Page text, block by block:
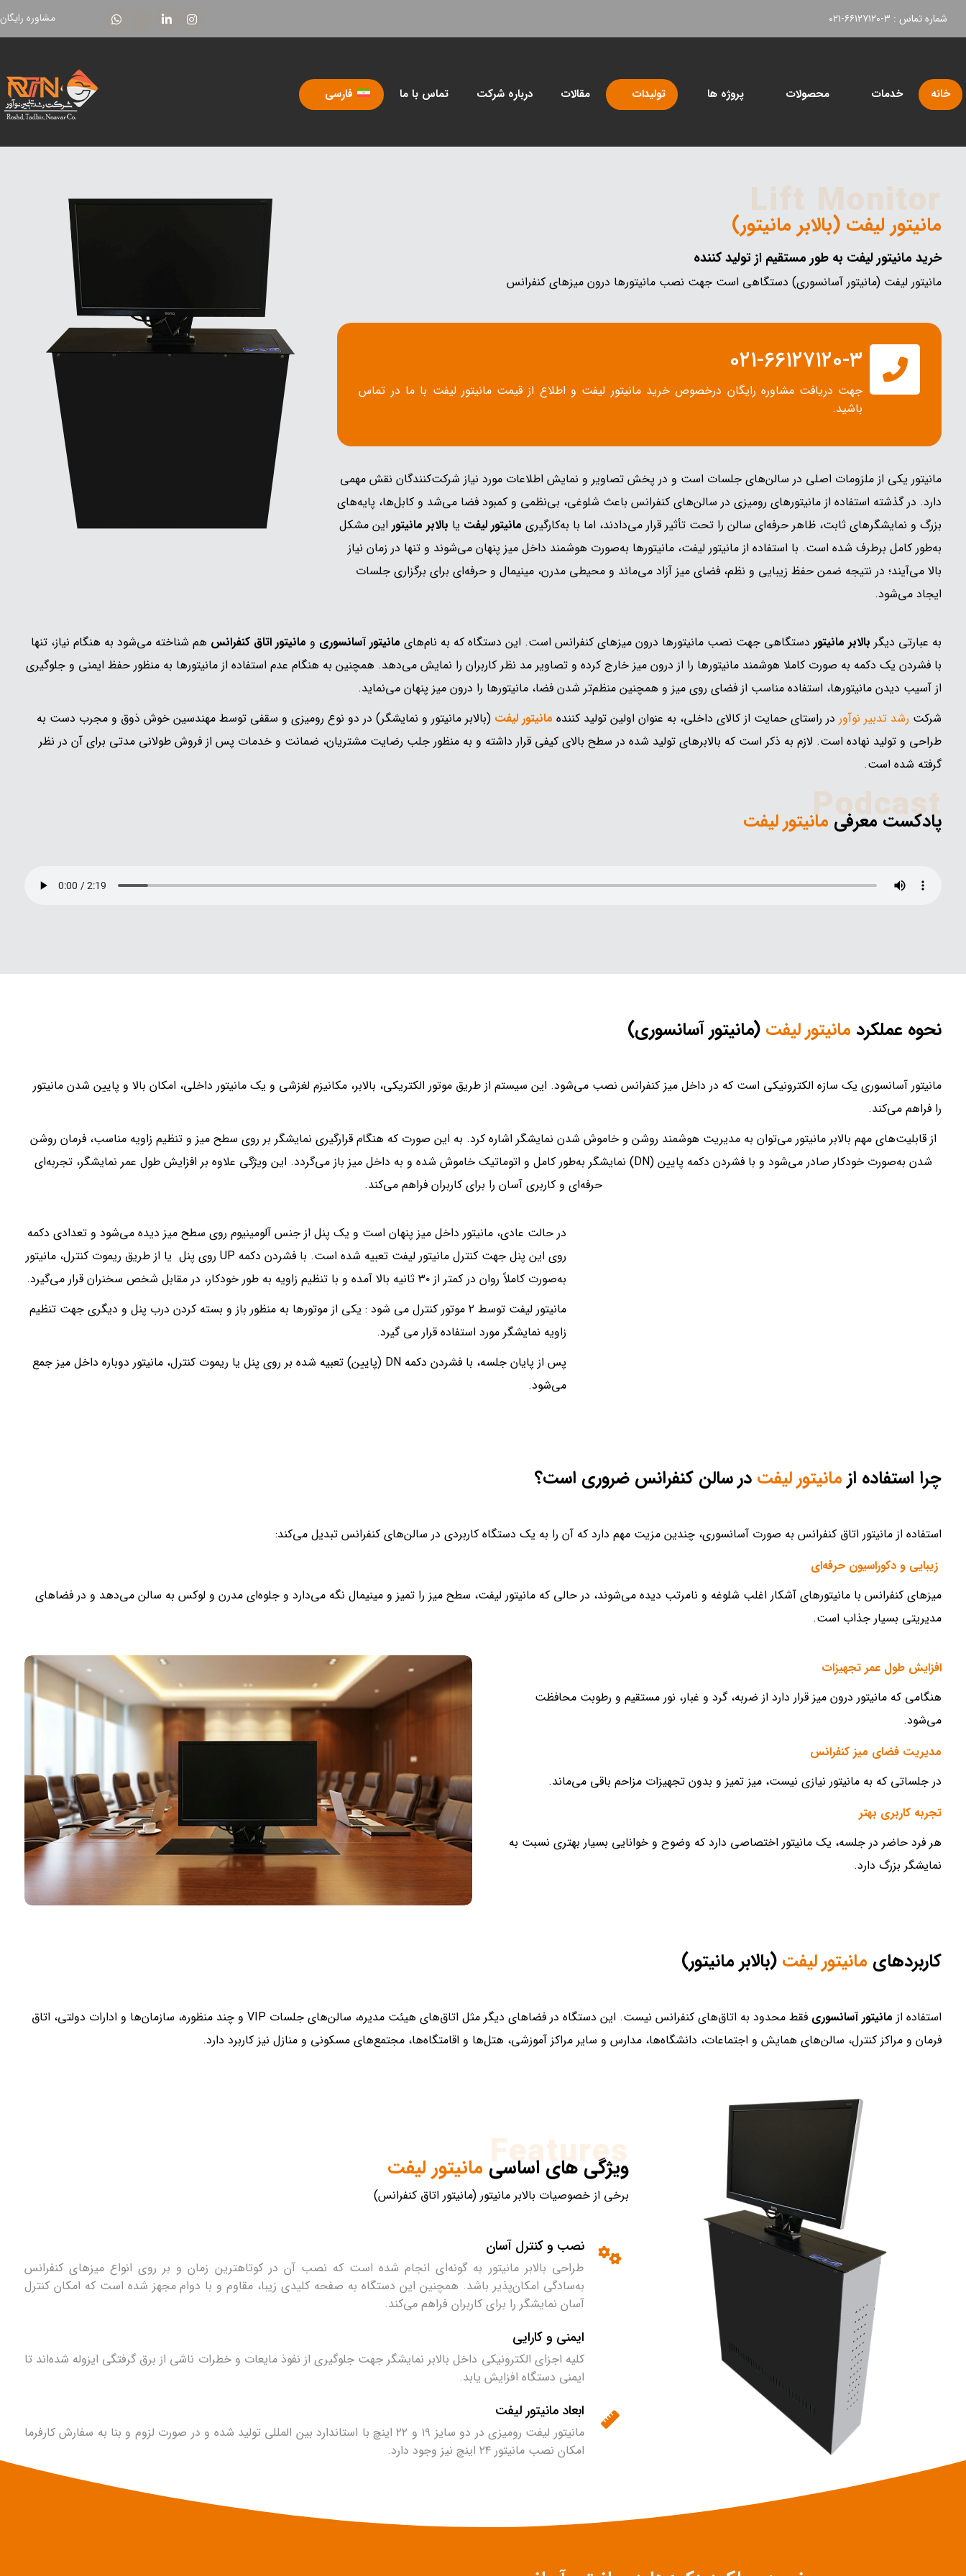
شماره تماس : ۳-۶۶۱۲۷۱۲۰-۰۲۱ مشاوره رایگان
خانه خدمات محصولات پروژه ها تولیدات مقالات درباره شرکت تماس با ما فارسی
Lift Monitor
مانیتور لیفت (بالابر مانیتور)
خرید مانیتور لیفت به طور مستقیم از تولید کننده
مانیتور لیفت (مانیتور آسانسوری) دستگاهی است جهت نصب مانیتورها درون میزهای کنفرانس
۰۲۱-۶۶۱۲۷۱۲۰-۳
جهت دریافت مشاوره رایگان درخصوص خرید مانیتور لیفت و اطلاع از قیمت مانیتور لیفت با ما در تماس
باشید.
مانیتور یکی از ملزومات اصلی در سالن‌های جلسات است و در پخش تصاویر و نمایش اطلاعات مورد نیاز شرکت‌کنندگان نقش مهمی
دارد. در گذشته استفاده از مانیتورهای رومیزی در سالن‌های کنفرانس باعث شلوغی، بی‌نظمی و کمبود فضا می‌شد و کابل‌ها، پایه‌های
بزرگ و نمایشگرهای ثابت، ظاهر حرفه‌ای سالن را تحت تأثیر قرار می‌دادند، اما با به‌کارگیریمانیتور لیفت یا بالابر مانیتوراین مشکل
به‌طور کامل برطرف شده است. با استفاده از مانیتور لیفت‌، مانیتورها به‌صورت هوشمند داخل میز پنهان می‌شوند و تنها در زمان نیاز
بالا می‌آیند؛ در نتیجه ضمن حفظ زیبایی و نظم، فضای میز آزاد می‌ماند و محیطی مدرن، مینیمال و حرفه‌ای برای برگزاری جلسات
ایجاد می‌شود.
به عبارتی دیگربالابر مانیتوردستگاهی جهت نصب مانیتورها درون میزهای کنفرانس است. این دستگاه که به نام‌های مانیتور آسانسوری و مانیتور اتاق کنفرانس هم شناخته می‌شود به هنگام نیاز، تنها
با فشردن یک دکمه به صورت کاملا هوشمند مانیتورها را از درون میز خارج کرده و تصاویر مد نظر کاربران را نمایش می‌دهد. همچنین به هنگام عدم استفاده از مانیتورها به منظور حفظ ایمنی و جلوگیری
از آسیب دیدن مانیتورها، استفاده مناسب از فضای روی میز و همچنین منظم‌تر شدن فضا، مانیتورها را درون میز پنهان می‌نماید.
شرکت رشد تدبیر نوآوردر راستای حمایت از کالای داخلی، به عنوان اولین تولید کننده مانیتور لیفت (بالابر مانیتور و نمایشگر) در دو نوع رومیزی و سقفی توسط مهندسین خوش ذوق و مجرب دست به
طراحی و تولید نهاده است. لازم به ذکر است که بالابرهای تولید شده در سطح بالای کیفی قرار داشته و به منظور جلب رضایت مشتریان، ضمانت و خدمات پس از فروش طولانی مدتی برای آن در نظر
گرفته شده است.
Podcast
پادکست معرفی مانیتور لیفت
نحوه عملکرد مانیتور لیفت (مانیتور آسانسوری)
مانیتور آسانسوری یک سازه الکترونیکی است که در داخل میز کنفرانس نصب می‌شود. این سیستم از طریق موتور الکتریکی، بالابر، مکانیزم لغزشی و یک مانیتور داخلی، امکان بالا و پایین شدن مانیتور
را فراهم می‌کند.
از قابلیت‌های مهم بالابر مانیتور می‌توان به مدیریت هوشمند روشن و خاموش شدن نمایشگر اشاره کرد. به این صورت که هنگام قرارگیری نمایشگر بر روی سطح میز و تنظیم زاویه مناسب، فرمان روشن
شدن به‌صورت خودکار صادر می‌شود و با فشردن دکمه پایین (DN) نمایشگر به‌طور کامل و اتوماتیک خاموش شده و به داخل میز باز می‌گردد. این ویژگی علاوه بر افزایش طول عمر نمایشگر، تجربه‌ای
حرفه‌ای و کاربری آسان را برای کاربران فراهم می‌کند.
در حالت عادی، مانیتور داخل میز پنهان است و یک پنل از جنس آلومینیوم روی سطح میز دیده می‌شود و تعدادی دکمه
روی این پنل جهت کنترل مانیتور لیفت تعبیه شده است. با فشردن دکمه UP روی پنل یا از طریق ریموت کنترل، مانیتور
به‌صورت کاملاً روان در کمتر از ۳۰ ثانیه بالا آمده و با تنظیم زاویه به طور خودکار، در مقابل شخص سخنران قرار می‌گیرد.
مانیتور لیفت توسط ۲ موتور کنترل می شود : یکی از موتورها به منظور باز و بسته کردن درب پنل و دیگری جهت تنظیم
زاویه نمایشگر مورد استفاده قرار می گیرد.
پس از پایان جلسه، با فشردن دکمه DN (پایین) تعبیه شده بر روی پنل یا ریموت کنترل، مانیتور دوباره داخل میز جمع
می‌شود.
چرا استفاده ازمانیتور لیفت در سالن کنفرانس ضروری است؟
استفاده از مانیتور اتاق کنفرانس به صورت آسانسوری، چندین مزیت مهم دارد که آن را به یک دستگاه کاربردی در سالن‌های کنفرانس تبدیل می‌کند:
زیبایی و دکوراسیون حرفه‌ای
میزهای کنفرانس با مانیتورهای آشکار اغلب شلوغه و نامرتب دیده می‌شوند، در حالی که مانیتور لیفت، سطح میز را تمیز و مینیمال نگه می‌دارد و جلوه‌ای مدرن و لوکس به سالن می‌دهد و در فضاهای
مدیریتی بسیار جذاب است.
افزایش طول عمر تجهیزات
هنگامی که مانیتور درون میز قرار دارد از ضربه، گرد و غبار، نور مستقیم و رطوبت محافظت
می‌شود.
مدیریت فضای میز کنفرانس
در جلساتی که به مانیتور نیازی نیست، میز تمیز و بدون تجهیزات مزاحم باقی می‌ماند.
تجربه کاربری بهتر
هر فرد حاضر در جلسه، یک مانیتور اختصاصی دارد که وضوح و خوانایی بسیار بهتری نسبت به
نمایشگر بزرگ دارد.
کاربرد‌های مانیتور لیفت (بالابر مانیتور)
استفاده ازمانیتور آسانسوری
فقط محدود به اتاق‌های کنفرانس نیست. این دستگاه در فضاهای دیگر مثل اتاق‌های هیئت مدیره، سالن‌های جلسات VIP و چند منظوره، سازمان‌ها و ادارات دولتی، اتاق
فرمان و مراکز کنترل، سالن‌های همایش و اجتماعات، دانشگاه‌ها، مدارس و سایر مراکز آموزشی، هتل‌ها و اقامتگاه‌ها، مجتمع‌های مسکونی و منازل نیز کاربرد دارد.
Features
ویژگی های اساسی مانیتور لیفت
برخی از خصوصیات بالابر مانیتور (مانیتور اتاق کنفرانس)
نصب و کنترل آسان
طراحی بالابر مانیتور به گونه‌ای انجام شده است که نصب آن در کوتاهترین زمان و بر روی انواع میزهای کنفرانس
به‌سادگی امکان‌پذیر باشد. همچنین این دستگاه به صفحه ‌کلیدی زیبا، مقاوم و با دوام مجهز شده است که امکان کنترل
آسان نمایشگر را برای کاربران فراهم می‌کند.
ایمنی و کارایی
کلیه اجزای الکترونیکی داخل بالابر نمایشگر جهت جلوگیری از نفوذ مایعات و خطرات ناشی از برق گرفتگی ایزوله شده‌اند تا
ایمنی دستگاه افزایش یابد.
ابعاد مانیتور لیفت
مانیتور لیفت رومیزی در دو سایز ۱۹ و ۲۲ اینچ با استاندارد بین المللی تولید شده و در صورت لزوم و بنا به سفارش کارفرما
امکان نصب مانیتور ۲۴ اینچ نیز وجود دارد.